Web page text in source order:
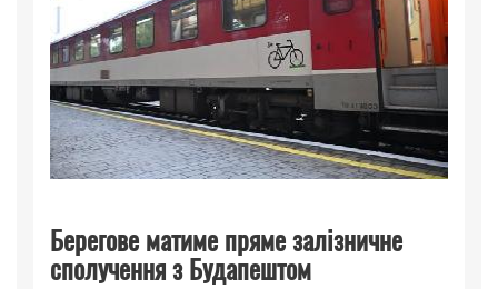
Берегове матиме пряме залізничне
сполучення з Будапештом